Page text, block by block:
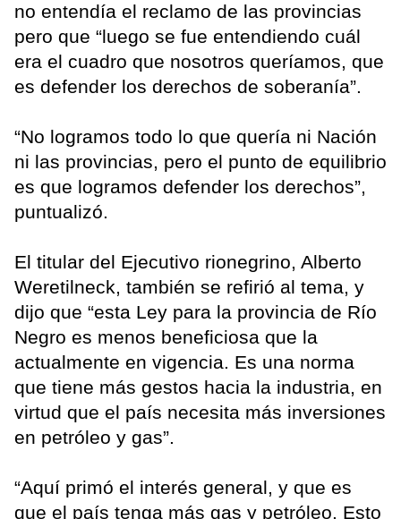
no entendía el reclamo de las provincias
pero que “luego se fue entendiendo cuál
era el cuadro que nosotros queríamos, que
es defender los derechos de soberanía”.
“No logramos todo lo que quería ni Nación
ni las provincias, pero el punto de equilibrio
es que logramos defender los derechos”,
puntualizó.
El titular del Ejecutivo rionegrino, Alberto
Weretilneck, también se refirió al tema, y
dijo que “esta Ley para la provincia de Río
Negro es menos beneficiosa que la
actualmente en vigencia. Es una norma
que tiene más gestos hacia la industria, en
virtud que el país necesita más inversiones
en petróleo y gas”.
“Aquí primó el interés general, y que es
que el país tenga más gas y petróleo. Esto